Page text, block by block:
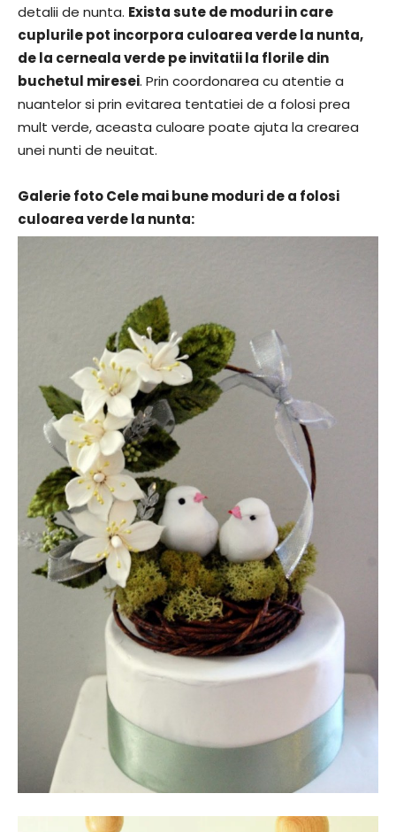
detalii de nunta. Exista sute de moduri in care
cuplurile pot incorpora culoarea verde la nunta,
de la cerneala verde pe invitatii la florile din
buchetul miresei. Prin coordonarea cu atentie a
nuantelor si prin evitarea tentatiei de a folosi prea
mult verde, aceasta culoare poate ajuta la crearea
unei nunti de neuitat.
Galerie foto Cele mai bune moduri de a folosi
culoarea verde la nunta: